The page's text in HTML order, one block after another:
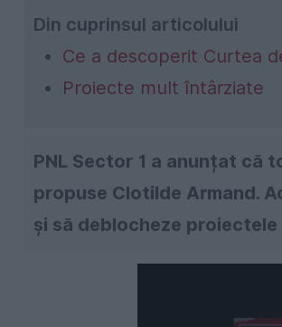
Din cuprinsul articolului
Ce a descoperit Curtea
Proiecte mult întârziate
PNL Sector 1 a anunțat că
propuse Clotilde Armand.
și să deblocheze